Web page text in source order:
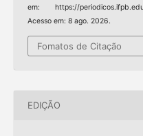
em: https://
Acesso em: 8 ago. 2026.
Fomatos de Citação
EDIÇÃO